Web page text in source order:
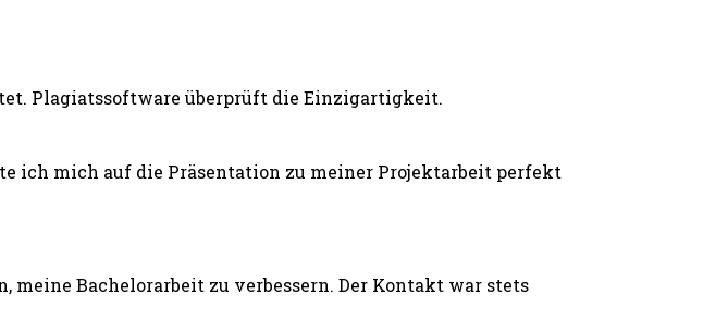
Plagiatssoftware überprüft die Einzigartigkeit.
ich mich auf die Präsentation zu meiner Projektarbeit perfekt
Bachelorarbeit zu verbessern. Der Kontakt war stets